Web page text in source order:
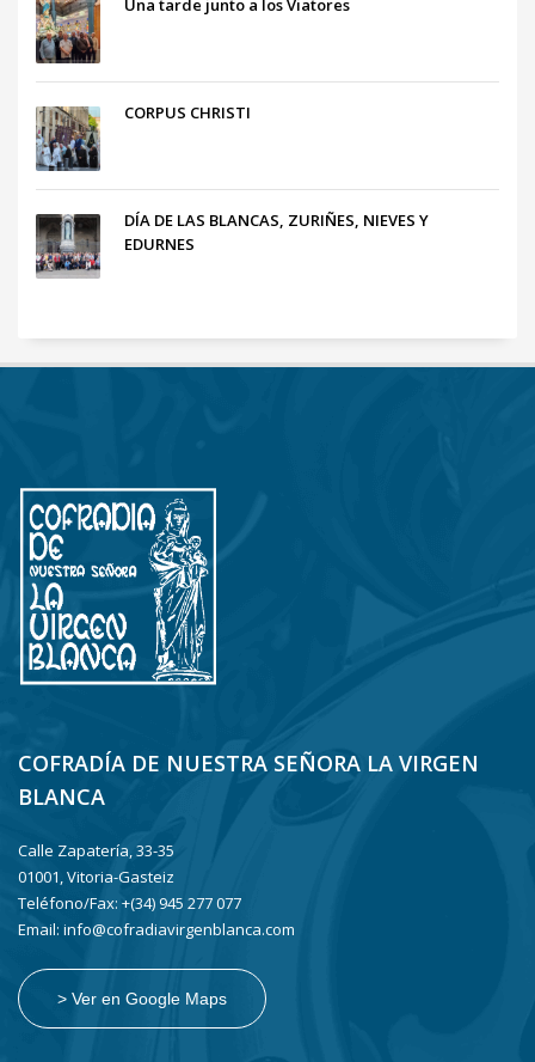
Una tarde junto a los Viatores
CORPUS CHRISTI
DÍA DE LAS BLANCAS, ZURIÑES, NIEVES Y
EDURNES
COFRADÍA DE NUESTRA SEÑORA LA VIRGEN
BLANCA
Calle Zapatería, 33-35
01001, Vitoria-Gasteiz
Teléfono/Fax: +(34) 945 277 077
Email: info@cofradiavirgenblanca.com
> Ver en Google Maps